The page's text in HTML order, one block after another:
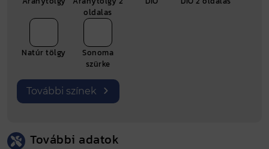
oldalas
Natúr tölgy
Sonoma
szürke
További színek
További adatok
Bruttó ár (Ft) 8259 Ft
Gyártási hely